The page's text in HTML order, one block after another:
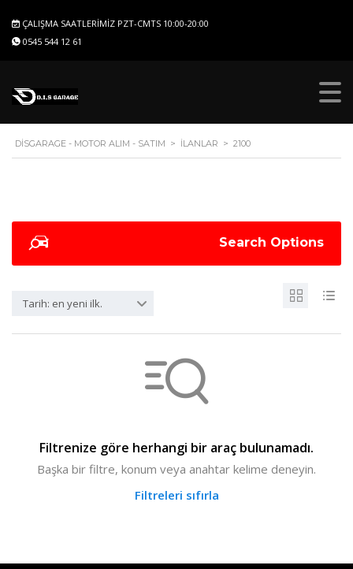
ÇALIŞMA SAATLERIMIZ PZT-CMTS 10:00-20:00
0545 544 12 61
DISGARAGE - MOTOR ALIM - SATIM > İLANLAR > 2100
Search Options
Tarih: en yeni ilk.
Filtrenize göre herhangi bir araç bulunamadı.
Başka bir filtre, konum veya anahtar kelime deneyin.
Filtreleri sıfırla